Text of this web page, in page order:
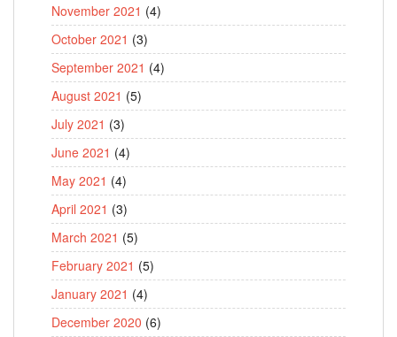
November 2021 (4)
October 2021 (3)
September 2021 (4)
August 2021 (5)
July 2021 (3)
June 2021 (4)
May 2021 (4)
April 2021 (3)
March 2021 (5)
February 2021 (5)
January 2021 (4)
December 2020 (6)